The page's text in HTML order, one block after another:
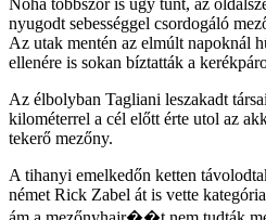
Noha többször is úgy tűnt, az
nyugodt sebességgel csordogáló
Az utak mentén az elmúlt napoknál
ellenére is sokan bíztatták a
Az élbolyban Tagliani leszakadt
kilométerrel a cél előtt érte utol az
tekerő mezőny.
A tihanyi emelkedőn ketten
német Rick Zabel át is vette